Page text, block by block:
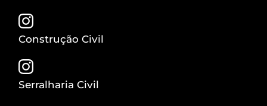
Construção Civil
Serralharia Civil